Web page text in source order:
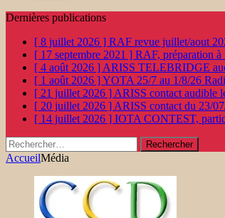
Dernières publications
[ 8 juillet 2026 ] RAF revue juillet/aout
[ 17 septembre 2021 ] RAF, préparation à
[ 4 août 2026 ] ARISS TELEBRIDGE
[ 1 août 2026 ]YOTA 25/7 au 1/8/26
[ 21 juillet 2026 ] ARISS contact audible
[ 20 juillet 2026 ] ARISS contact du 23/
[ 14 juillet 2026 ] IOTA CONTEST,
Rechercher :
AccueilMédia